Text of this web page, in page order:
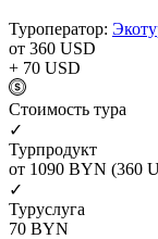
Туроператор:
от 360 USD
+ 70 USD
Cтоимость тура
✓
Турпродукт
от 1090 BYN (360
✓
Туруслуга
70 BYN